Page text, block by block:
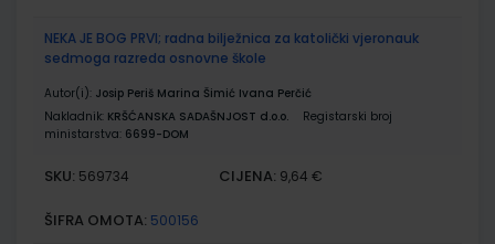
NEKA JE BOG PRVI; radna bilježnica za katolički vjeronauk
sedmoga razreda osnovne škole
Autor(i): Josip Periš Marina Šimić Ivana Perčić
Nakladnik: KRŠĆANSKA SADAŠNJOST d.o.o.
Registarski broj
ministarstva: 6699-DOM
SKU: 569734 CIJENA: 9,64 €
ŠIFRA OMOTA: 500156